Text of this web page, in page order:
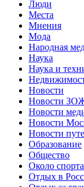
Люди
Места
Мнения
Мода
Народная
Наука
Наука и
Новости
Новости
Новости
Новости
Новости
Образование
Общество
Около спорта
Отдых в